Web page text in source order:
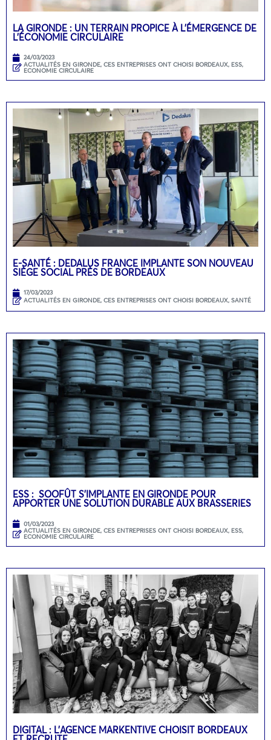
LA GIRONDE : UN TERRAIN PROPICE À L’ÉMERGENCE DE
L’ÉCONOMIE CIRCULAIRE
24/03/2023
ACTUALITÉS EN GIRONDE, CES ENTREPRISES ONT CHOISI BORDEAUX, ESS,
ECONOMIE CIRCULAIRE
E-SANTÉ : DEDALUS FRANCE IMPLANTE SON NOUVEAU
SIÈGE SOCIAL PRÈS DE BORDEAUX
17/03/2023
ACTUALITÉS EN GIRONDE, CES ENTREPRISES ONT CHOISI BORDEAUX, SANTÉ
ESS : SOOFÛT S’IMPLANTE EN GIRONDE POUR
APPORTER UNE SOLUTION DURABLE AUX BRASSERIES
01/03/2023
ACTUALITÉS EN GIRONDE, CES ENTREPRISES ONT CHOISI BORDEAUX, ESS,
ECONOMIE CIRCULAIRE
DIGITAL : L’AGENCE MARKENTIVE CHOISIT BORDEAUX